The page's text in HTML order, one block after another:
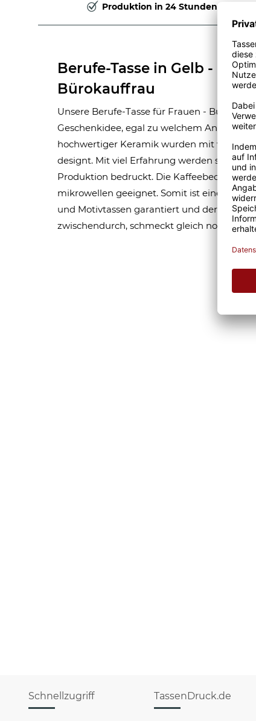
Produktion in 24 Stunden
Berufe-Tasse in Gelb -
Bürokauffrau
Unsere Berufe-Tasse für Frauen -
Geschenkidee, egal zu welchem Anlass.
hochwertiger Keramik wurden mit viel
designt. Mit viel Erfahrung werden sie
Produktion bedruckt. Die Kaffeebecher
mikrowellen geeignet. Somit ist eine lange
und Motivtassen garantiert und der Kaffee
zwischendurch, schmeckt gleich nochmal
Schnellzugriff TassenDruck.de